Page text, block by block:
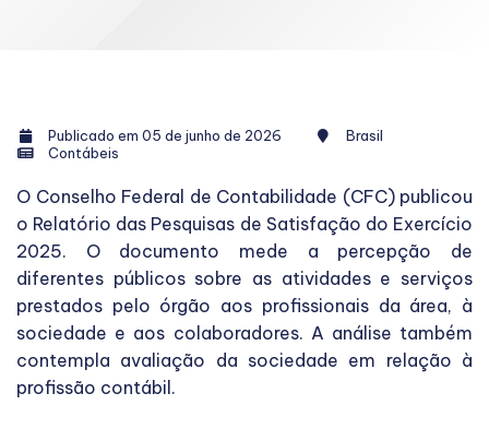
Publicado em 05 de junho de 2026
Brasil
Contábeis
O Conselho Federal de Contabilidade (CFC) publicou
o Relatório das Pesquisas de Satisfação do Exercício
2025. O documento mede a percepção de
diferentes públicos sobre as atividades e serviços
prestados pelo órgão aos profissionais da área, à
sociedade e aos colaboradores. A análise também
contempla avaliação da sociedade em relação à
profissão contábil.